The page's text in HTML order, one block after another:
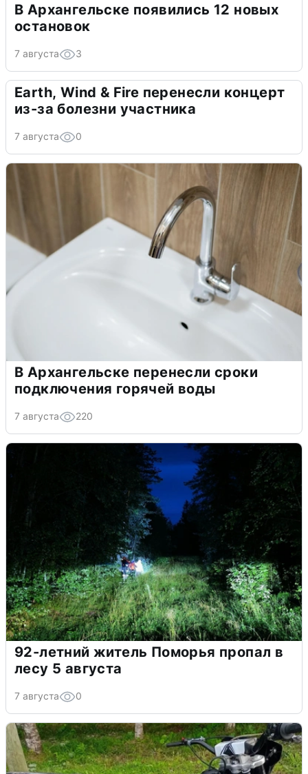
В Архангельске появились 12 новых
остановок
7 августа 3
Earth, Wind & Fire перенесли концерт
из-за болезни участника
7 августа 0
В Архангельске перенесли сроки
подключения горячей воды
7 августа 220
92-летний житель Поморья пропал в
лесу 5 августа
7 августа 0